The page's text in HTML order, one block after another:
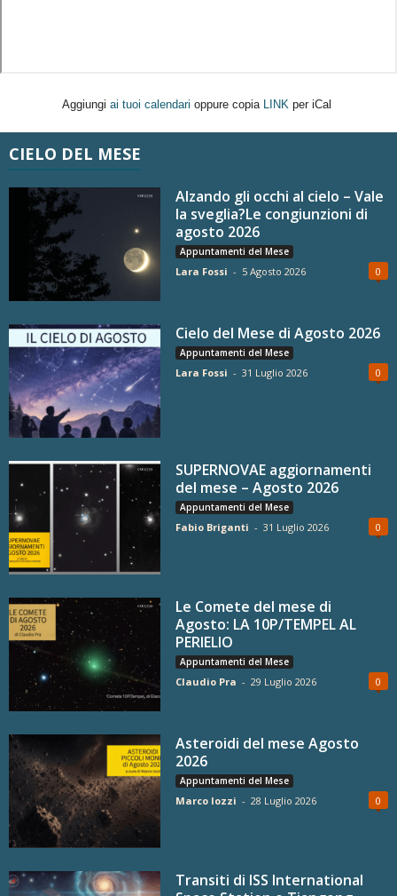
Aggiungi ai tuoi calendari oppure copia LINK per iCal
CIELO DEL MESE
Alzando gli occhi al cielo – Vale
la sveglia?Le congiunzioni di
agosto 2026
Appuntamenti del Mese
Lara Fossi - 5 Agosto 2026 0
Cielo del Mese di Agosto 2026
Appuntamenti del Mese
Lara Fossi - 31 Luglio 2026 0
SUPERNOVAE aggiornamenti
del mese – Agosto 2026
Appuntamenti del Mese
Fabio Briganti - 31 Luglio 2026 0
Le Comete del mese di
Agosto: LA 10P/TEMPEL AL
PERIELIO
Appuntamenti del Mese
Claudio Pra - 29 Luglio 2026 0
Asteroidi del mese Agosto
2026
Appuntamenti del Mese
Marco Iozzi - 28 Luglio 2026 0
Transiti di ISS International